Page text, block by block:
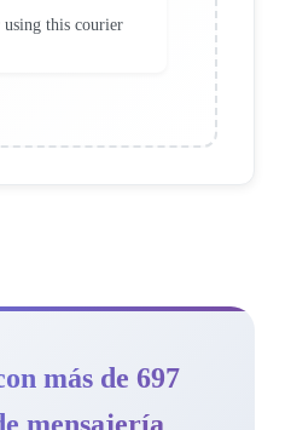
this courier
más de 697